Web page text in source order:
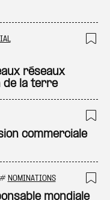
réseaux
de la terre
commerciale
# NOMINATIONS
mondiale